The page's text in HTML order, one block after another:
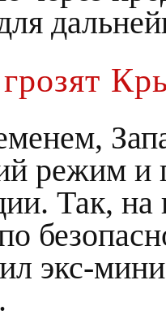
режим и
Так,
экс-